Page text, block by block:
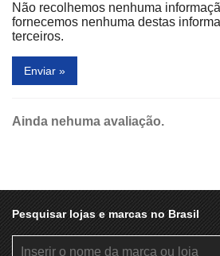
DRYUP
DUMOND
EMPÓRIO BODY STORE
ESPAÇO ECAM
GOLD DESIGN
GREGORY
Não recolhemos nenhuma
fornecemos nenhuma destas
terceiros.
Enviar »
Ainda nehuma avaliação.
Pesquisar lojas e marcas no Brasil